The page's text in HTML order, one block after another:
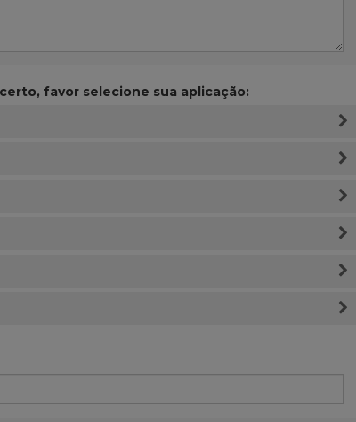
favor selecione sua aplicação: